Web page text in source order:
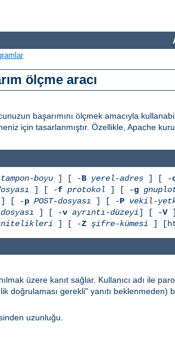
ölçme aracı
başarımını ölçmek amacıyla
için tasarlanmıştır. Özellikle, Apache
tampon-boyu ] [ -B yerel-adres ] [ -
] [ -f protokol ] [ -g
] [ -p POST-dosyası ] [ -P vekil-
] [ -v ayrıntı-düzeyi] [ -V]
] [ -Z şifre-kümesi ]
üzere kanıt sağlar. Kullanıcı adı ile
doğrulaması gerekli" yanıtı
uzunluğu.